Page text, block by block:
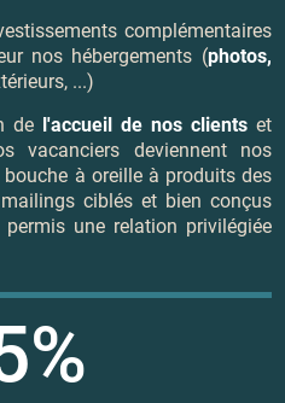
complémentaires
nos hébergements (photos,
...)
de l'accueil de nos clientset
vacanciers deviennent nos
à oreille à produits des
ciblés et bien conçus
une relation privilégiée